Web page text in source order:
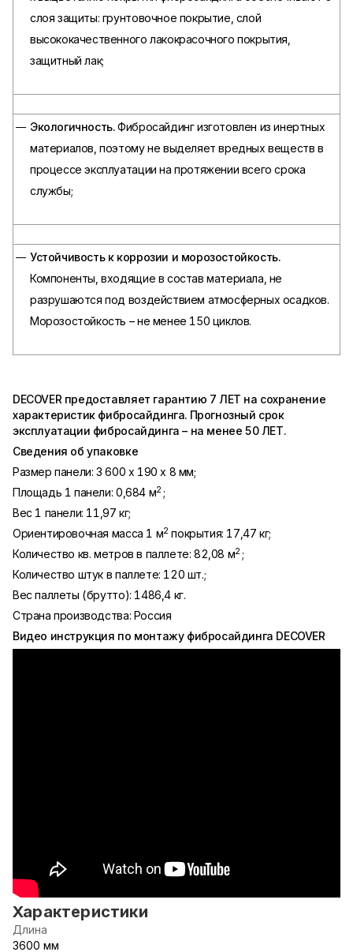
слоя защиты: грунтовочное покрытие, слой
высококачественного лакокрасочного покрытия,
защитный лак;
Экологичность.Фибросайдинг изготовлен из инертных
материалов, поэтому не выделяет вредных веществ в
процессе эксплуатации на протяжении всего срока
службы;
Устойчивость к коррозии и морозостойкость.
Компоненты, входящие в состав материала, не
разрушаются под воздействием атмосферных осадков.
Морозостойкость – не менее 150 циклов.
DECOVER предоставляет гарантию 7 ЛЕТ на сохранение
характеристик фибросайдинга. Прогнозный срок
эксплуатации фибросайдинга – на менее 50 ЛЕТ.
Сведения об упаковке
Размер панели: 3 600 х 190 х 8 мм;
Площадь 1 панели: 0,684 м2;
Вес 1 панели: 11,97 кг;
Ориентировочная масса 1 м2 покрытия: 17,47 кг;
Количество кв. метров в паллете: 82,08 м2;
Количество штук в паллете: 120 шт.;
Вес паллеты (брутто): 1486,4 кг.
Страна производства: Россия
Видео инструкция по монтажу фибросайдинга DECOVER
Характеристики
Длина
3600 мм